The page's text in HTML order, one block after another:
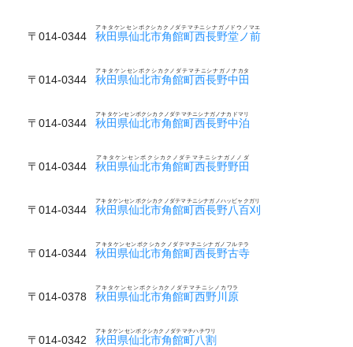
〒014-0344 秋田県仙北市角館町西長野堂ノ前
アキタケンセンボクシカクノダテマチニシナガノドウノマエ
〒014-0344 秋田県仙北市角館町西長野中田
アキタケンセンボクシカクノダテマチニシナガノナカタ
〒014-0344 秋田県仙北市角館町西長野中泊
アキタケンセンボクシカクノダテマチニシナガノナカドマリ
〒014-0344 秋田県仙北市角館町西長野野田
アキタケンセンボクシカクノダテマチニシナガノノダ
〒014-0344 秋田県仙北市角館町西長野八百刈
アキタケンセンボクシカクノダテマチニシナガノハッピャクガリ
〒014-0344 秋田県仙北市角館町西長野古寺
アキタケンセンボクシカクノダテマチニシナガノフルテラ
〒014-0378 秋田県仙北市角館町西野川原
アキタケンセンボクシカクノダテマチニシノカワラ
〒014-0342 秋田県仙北市角館町八割
アキタケンセンボクシカクノダテマチハチワリ